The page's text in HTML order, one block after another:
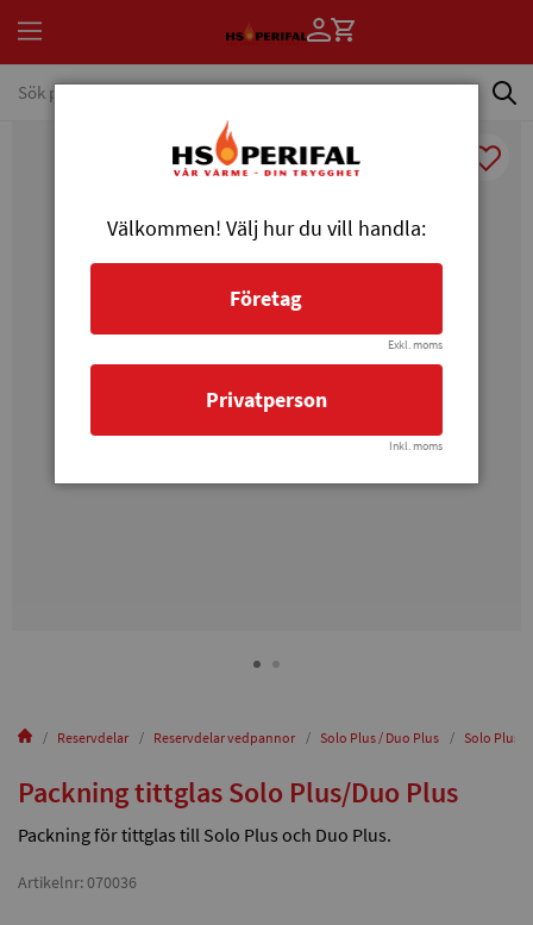
Reservdelar Reservdelar vedpannor Solo Plus / Duo Plus Solo Plus
Packning tittglas Solo Plus/Duo Plus
Packning för tittglas till Solo Plus och Duo Plus.
Artikelnr: 070036
Välkommen! Välj hur du vill handla:
Företag
Exkl. moms
Privatperson
Inkl. moms